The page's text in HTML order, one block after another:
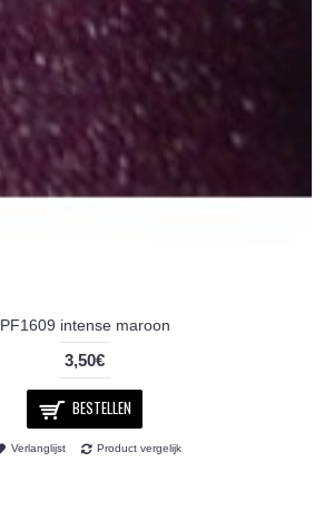
PF1609 intense maroon
3,50€
BESTELLEN
Verlanglijst Product vergelijk